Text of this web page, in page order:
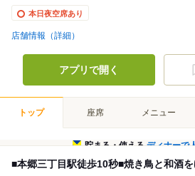
本日夜空席あり
店舗情報（詳細）
アプリで開く
トップ 座席 メニュー
貯まる・使えるディナーで
■本郷三丁目駅徒歩10秒■焼き鳥と和酒